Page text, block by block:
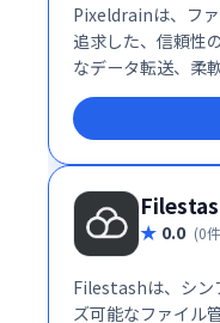
Pixeldrainは、フ
追求した、信頼性
なデータ転送、柔
徹底した配慮に
い層に支持されて
繁に扱うクリエイ
者にとって、
ょう。
0.0 (0
Filestashは、シン
ズ可能なファイル